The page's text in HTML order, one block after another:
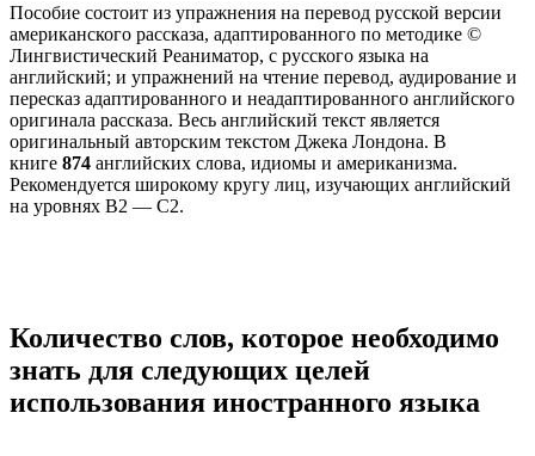
Пособие состоит из упражнения на перевод русской версии
американского рассказа, адаптированного по методике ©
Лингвистический Реаниматор, с русского языка на
английский; и упражнений на чтение перевод, аудирование и
пересказ адаптированного и неадаптированного английского
оригинала рассказа. Весь английский текст является
оригинальный авторским текстом Джека Лондона. В
книге 874 английских слова, идиомы и американизма.
Рекомендуется широкому кругу лиц, изучающих английский
на уровнях В2 — С2.
Количество слов, которое необходимо
знать для следующих целей
использования иностранного языка